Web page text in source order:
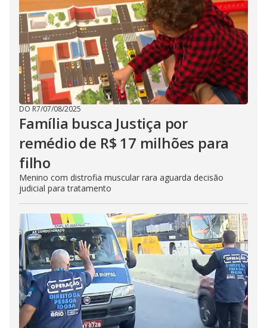
DO R7/07/08/2025
Família busca Justiça por
remédio de R$ 17 milhões para
filho
Menino com distrofia muscular rara aguarda decisão
judicial para tratamento